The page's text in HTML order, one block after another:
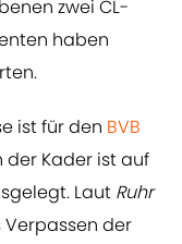
zwei CL-
haben
ist für den BVB
der Kader ist auf
Laut Ruhr
der